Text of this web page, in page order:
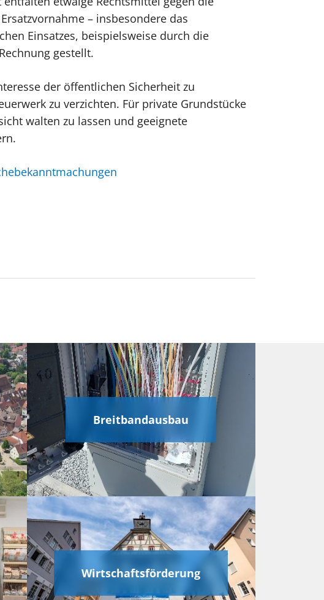
– insbesondere das
Einsatzes, beispielsweise durch die
gestellt.
der öffentlichen Sicherheit zu
zu verzichten. Für private Grundstücke
walten zu lassen und geeignete
Breitbandausbau
Wirtschaftsförderung